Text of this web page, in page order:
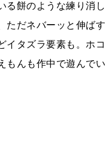
る餅のような練り消し
ただネバーッと伸ばす
イタズラ要素も。ホコ
もんも作中で遊んでい